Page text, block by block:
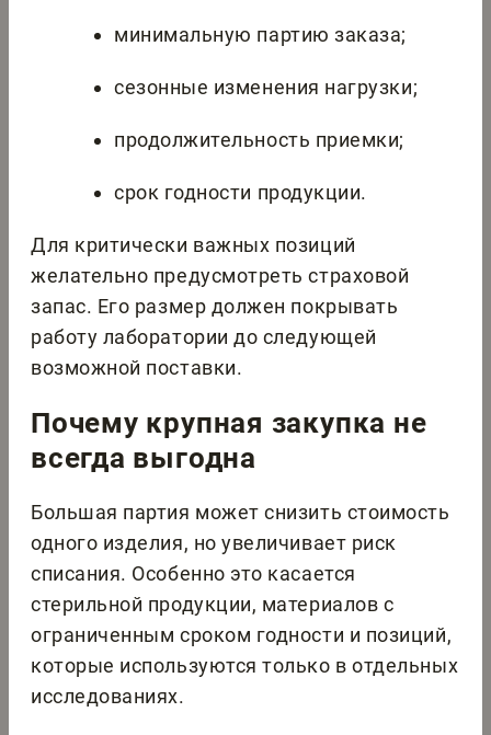
минимальную партию заказа;
сезонные изменения нагрузки;
продолжительность приемки;
срок годности продукции.
Для критически важных позиций
желательно предусмотреть страховой
запас. Его размер должен покрывать
работу лаборатории до следующей
возможной поставки.
Почему крупная закупка не
всегда выгодна
Большая партия может снизить стоимость
одного изделия, но увеличивает риск
списания. Особенно это касается
стерильной продукции, материалов с
ограниченным сроком годности и позиций,
которые используются только в отдельных
исследованиях.